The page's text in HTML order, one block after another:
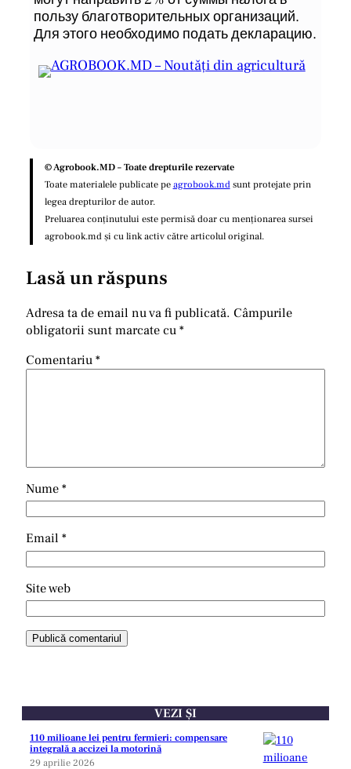
пользу благотворительных организаций.
Для этого необходимо подать декларацию.
© Agrobook.MD – Toate drepturile rezervate
Toate materialele publicate peagrobook.mdsunt protejate prin
legea drepturilor de autor.
Preluarea conținutului este permisă doar cu menționarea sursei
agrobook.md și cu link activ către articolul original.
Lasă un răspuns
Adresa ta de email nu va fi publicată. Câmpurile
obligatorii sunt marcate cu*
Comentariu*
Nume*
Email *
Site web
VEZI ȘI
110 milioane lei pentru fermieri: compensare
integrală a accizei la motorină
29 aprilie 2026